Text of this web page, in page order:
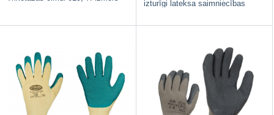
izturīgi lateksa saimniecības